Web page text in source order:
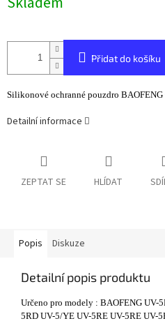
cena:
Přidat do košíku
Silikonové ochranné pouzdro
Detailní informace
ZEPTAT SE HLÍDAT
Popis Diskuze
Detailní popis produktu
Určeno pro modely : BAOFENG UV-
5RD UV-5/YE UV-5RE UV-5RE UV-